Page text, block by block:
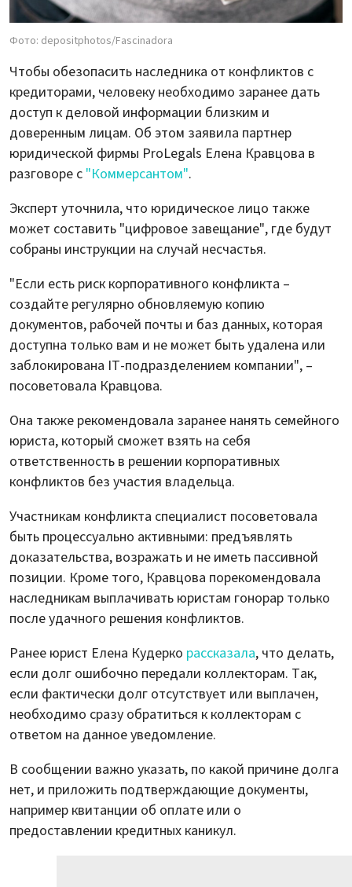
Фото: depositphotos/Fascinadora
Чтобы обезопасить наследника от конфликтов с
кредиторами, человеку необходимо заранее дать
доступ к деловой информации близким и
доверенным лицам. Об этом заявила партнер
юридической фирмы ProLegals Елена Кравцова в
разговоре с "Коммерсантом".
Эксперт уточнила, что юридическое лицо также
может составить "цифровое завещание", где будут
собраны инструкции на случай несчастья.
"Если есть риск корпоративного конфликта –
создайте регулярно обновляемую копию
документов, рабочей почты и баз данных, которая
доступна только вам и не может быть удалена или
заблокирована IT-подразделением компании", –
посоветовала Кравцова.
Она также рекомендовала заранее нанять семейного
юриста, который сможет взять на себя
ответственность в решении корпоративных
конфликтов без участия владельца.
Участникам конфликта специалист посоветовала
быть процессуально активными: предъявлять
доказательства, возражать и не иметь пассивной
позиции. Кроме того, Кравцова порекомендовала
наследникам выплачивать юристам гонорар только
после удачного решения конфликтов.
Ранее юрист Елена Кудерко рассказала, что делать,
если долг ошибочно передали коллекторам. Так,
если фактически долг отсутствует или выплачен,
необходимо сразу обратиться к коллекторам с
ответом на данное уведомление.
В сообщении важно указать, по какой причине долга
нет, и приложить подтверждающие документы,
например квитанции об оплате или о
предоставлении кредитных каникул.